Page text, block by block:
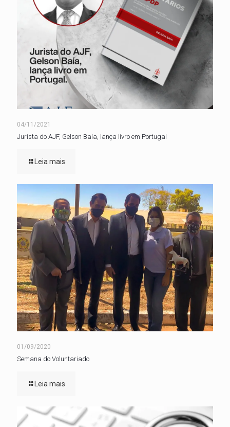
04/11/2021
Jurista do AJF, Gelson Baía, lança livro em Portugal
Leia mais
01/09/2020
Semana do Voluntariado
Leia mais